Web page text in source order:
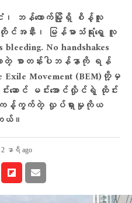
၊ ဘန်ကောက်မြို့ရှိ စိန့်လူး
င်အနီး၊ မြန်မာသံရုံးရှေ့ လူ
bleeding. No handshakes
ားတဲ့ စာတန်းပါဘန်နာကို ရန်
Movement (BEM)တို့မှ
ါင်း​ဆောင် မင်းအောင်လှိုင်ရဲ့ ထိုင်း
န့်ကွက်တဲ့ လှုပ်ရှားမှုကိုယ​​
ယ်။
2 နာရီ ago